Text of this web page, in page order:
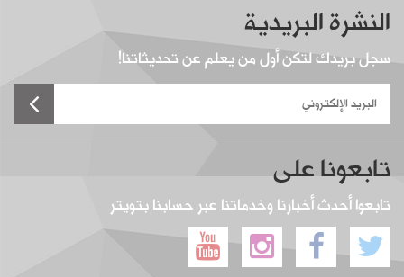
النشرة البريدية
سجل بريدك لتكن أول من يعلم عن تحديثاتنا!
تابعونا على
تابعوا أحدث أخبارنا وخدماتنا عبر حسابنا بتويتر